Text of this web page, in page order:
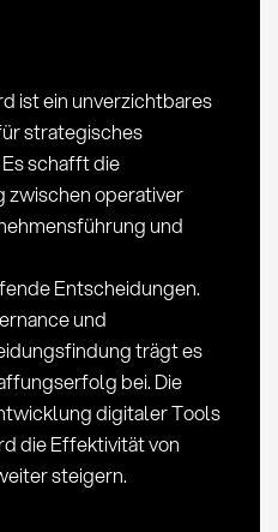
ist ein unverzichtbares
strategisches
schafft die
zwischen operativer
und
Entscheidungen.
und
trägt es
bei. Die
digitaler Tools
die Effektivität von
steigern.